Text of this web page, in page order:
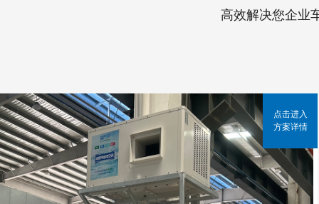
高效解决您企业
点击进入
方案详情